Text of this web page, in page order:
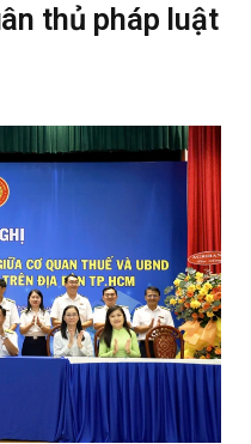
thủ pháp luật